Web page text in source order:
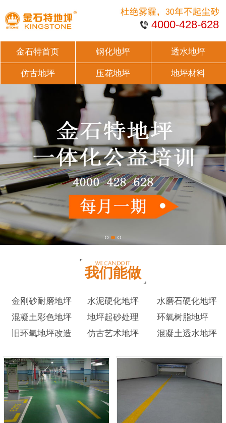
4000-428-628
金石特首页 钢化地坪 透水地坪
仿古地坪 压花地坪 地坪材料
我们能做
金刚砂耐磨地坪 水泥硬化地坪
水磨石硬化地坪
混凝土彩色地坪
地坪起砂处理
环氧树脂地坪
旧环氧地坪改造
仿古艺术地坪 混凝土透水地坪